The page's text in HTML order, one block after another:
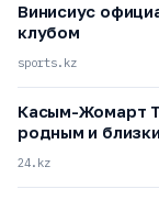
Винисиус
клубом
sports.kz
Касым-Жомарт
родным и
24.kz